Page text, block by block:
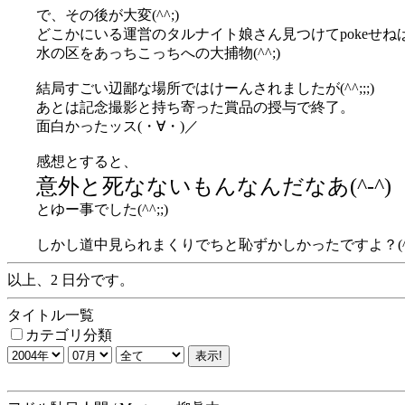
で、その後が大変(^^;)
どこかにいる運営のタルナイト娘さん見つけてpokeせね
水の区をあっちこっちへの大捕物(^^;)
結局すごい辺鄙な場所ではけーんされましたが(^^;;;)
あとは記念撮影と持ち寄った賞品の授与で終了。
面白かったッス(・∀・)／
感想とすると、
意外と死なないもんなんだなあ(^-^)
とゆー事でした(^^;;)
しかし道中見られまくりでちと恥ずかしかったですよ？
以上、2 日分です。
タイトル一覧
カテゴリ分類